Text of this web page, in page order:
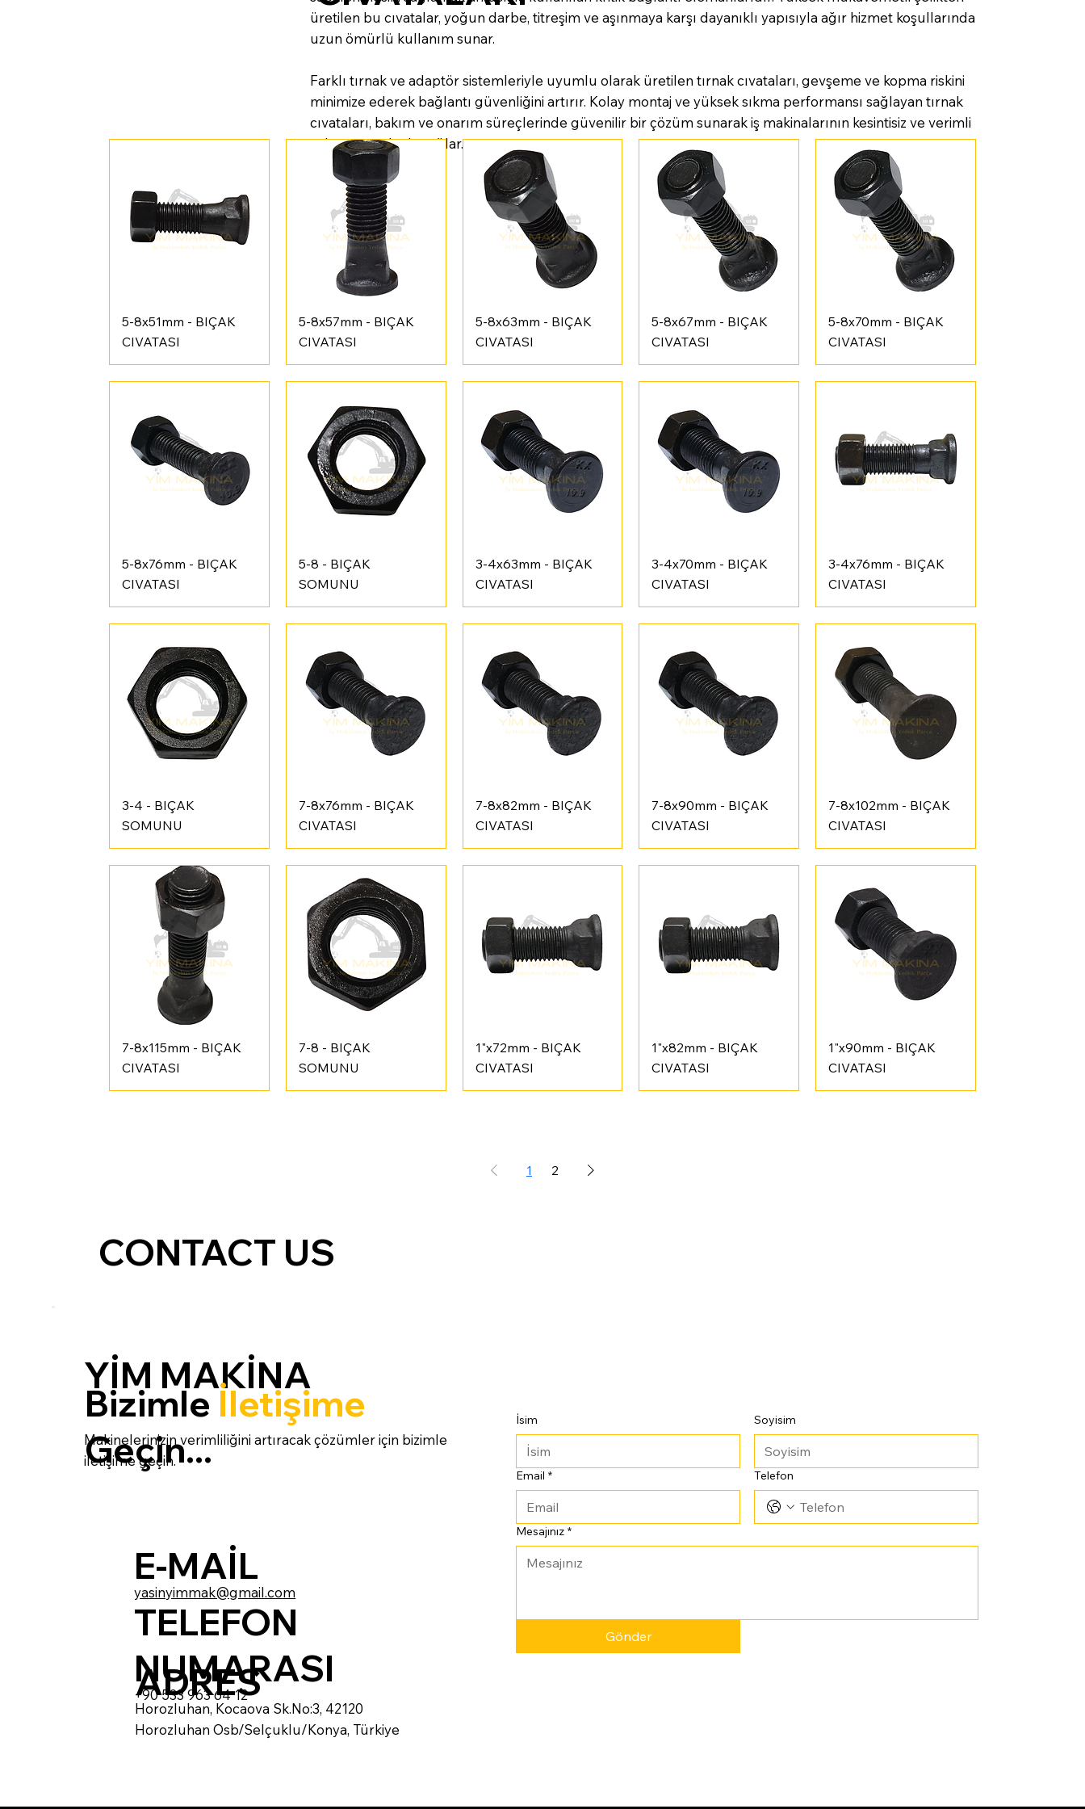
CONTACT US
YİM MAKİNA
Bizimleİletişime
Geçin...
Makinelerinizin verimliliğini artıracak çözümler için bizimle
iletişime geçin.
E-MAİL
yasinyimmak@gmail.com
TELEFON
NUMARASI
+90 533 963 64 12
ADRES
Horozluhan, Kocaova Sk.No:3, 42120
Horozluhan Osb/Selçuklu/Konya, Türkiye
İsim Soyisim
Email * Telefon
Mesajınız *
Gönder
üretilen bu cıvatalar, yoğun darbe, titreşim ve aşınmaya karşı dayanıklı yapısıyla ağır hizmet koşullarında
uzun ömürlü kullanım sunar.
Farklı tırnak ve adaptör sistemleriyle uyumlu olarak üretilen tırnak cıvataları, gevşeme ve kopma riskini
minimize ederek bağlantı güvenliğini artırır. Kolay montaj ve yüksek sıkma performansı sağlayan tırnak
cıvataları, bakım ve onarım süreçlerinde güvenilir bir çözüm sunarak iş makinalarının kesintisiz ve verimli
çalışmasına katkı sağlar.
Hızlı Bakış
5-8x51mm - BIÇAK
CIVATASI
Hızlı Bakış
5-8x57mm - BIÇAK
CIVATASI
Hızlı Bakış
5-8x63mm - BIÇAK
CIVATASI
Hızlı Bakış
5-8x67mm - BIÇAK
CIVATASI
Hızlı Bakış
5-8x70mm - BIÇAK
CIVATASI
Hızlı Bakış
5-8x76mm - BIÇAK
CIVATASI
Hızlı Bakış
5-8 - BIÇAK
SOMUNU
Hızlı Bakış
3-4x63mm - BIÇAK
CIVATASI
Hızlı Bakış
3-4x70mm - BIÇAK
CIVATASI
Hızlı Bakış
3-4x76mm - BIÇAK
CIVATASI
Hızlı Bakış
3-4 - BIÇAK
SOMUNU
Hızlı Bakış
7-8x76mm - BIÇAK
CIVATASI
Hızlı Bakış
7-8x82mm - BIÇAK
CIVATASI
Hızlı Bakış
7-8x90mm - BIÇAK
CIVATASI
Hızlı Bakış
7-8x102mm - BIÇAK
CIVATASI
Hızlı Bakış
7-8x115mm - BIÇAK
CIVATASI
Hızlı Bakış
7-8 - BIÇAK
SOMUNU
Hızlı Bakış
1"x72mm - BIÇAK
CIVATASI
Hızlı Bakış
1"x82mm - BIÇAK
CIVATASI
Hızlı Bakış
1"x90mm - BIÇAK
CIVATASI
1 2